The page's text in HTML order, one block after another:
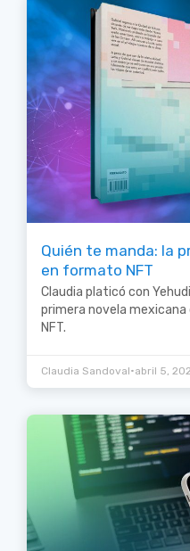
Quién te manda: la
en formato NFT
Claudia platicó con
primera novela
NFT.
Claudia Sandoval•abril 5,